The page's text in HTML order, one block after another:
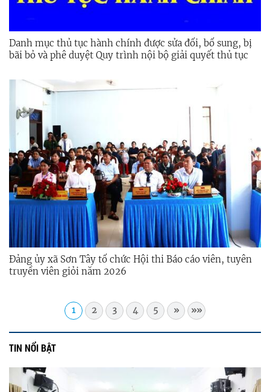
Danh mục thủ tục hành chính được sửa đổi, bổ sung, bị
bãi bỏ và phê duyệt Quy trình nội bộ giải quyết thủ tục
Đảng ủy xã Sơn Tây tổ chức Hội thi Báo cáo viên, tuyên
truyền viên giỏi năm 2026
1 2 3 4 5 » »»
TIN NỔI BẬT